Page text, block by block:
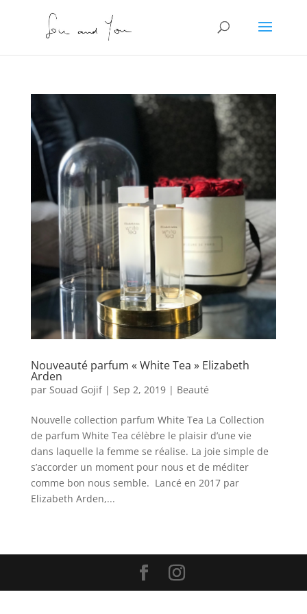
Nouveauté parfum « White Tea » Elizabeth
Arden
par Souad Gojif| Sep 2, 2019| Beauté
Nouvelle collection parfum White Tea La Collection
de parfum White Tea célèbre le plaisir d’une vie
dans laquelle la femme se réalise. La joie simple de
s’accorder un moment pour nous et de méditer
comme bon nous semble. Lancé en 2017 par
Elizabeth Arden,...